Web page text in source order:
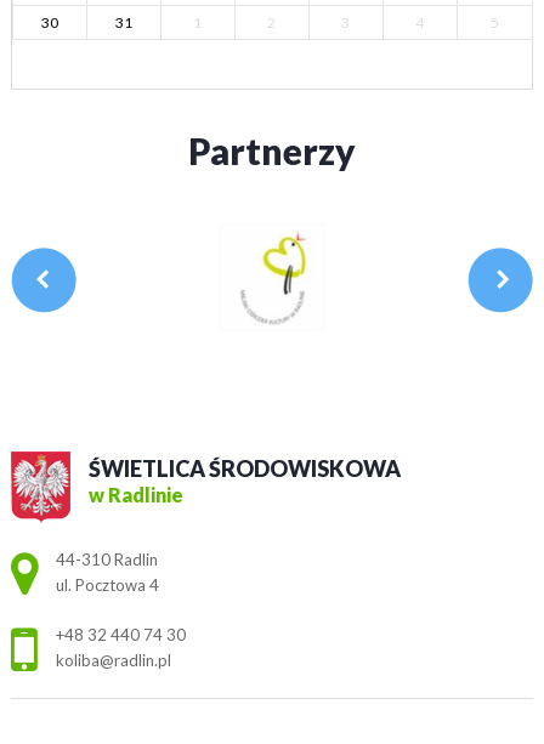
30
31 1 2 3 4 5
Partnerzy
ŚWIETLICA ŚRODOWISKOWA
w Radlinie
Adres pocztowy:
44-310 Radlin
ul. Pocztowa 4
+48 32 440 74 30
koliba@radlin.pl